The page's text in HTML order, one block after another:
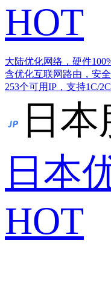
HOT
大陆优化网络，硬件
含优化互联网路由，安
253个可用IP，支持1C/
日
日本
HOT